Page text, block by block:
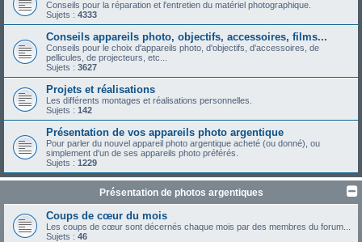
Conseils pour la réparation et l'entretien du matériel photographique.
Sujets : 4333
Conseils appareils photo, objectifs, accessoires, films...
Conseils pour le choix d'appareils photo, d'objectifs, d'accessoires, de
pellicules, de projecteurs, etc...
Sujets : 3627
Projets et réalisations
Les différents montages et réalisations personnelles.
Sujets : 142
Présentation de vos appareils photo argentique
Pour parler du nouvel appareil photo argentique acheté (ou donné), ou
simplement d'un de ses appareils photo préférés.
Sujets : 1229
Présentation de photos argentiques
Coups de cœur du mois
Les coups de cœur sont décernés chaque mois par des membres du forum...
Sujets : 46